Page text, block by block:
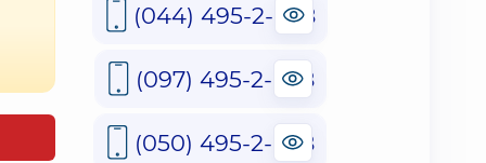
(044) 495-2-888
(097) 495-2-888
(050) 495-2-888